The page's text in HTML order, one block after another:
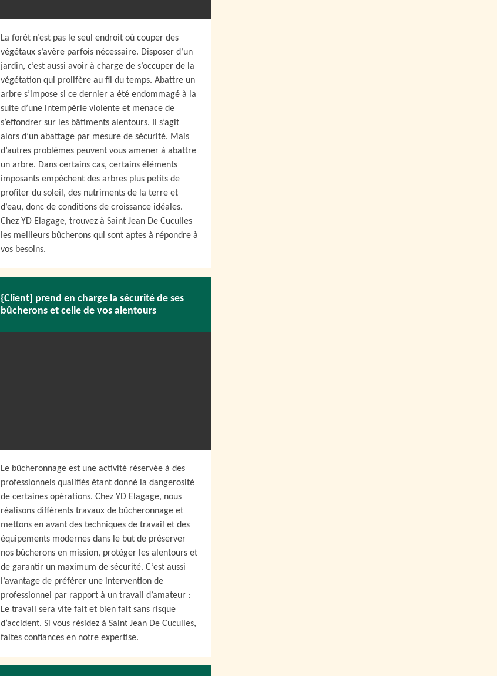
La forêt n’est pas le seul endroit où couper des
végétaux s’avère parfois nécessaire. Disposer d’un
jardin, c’est aussi avoir à charge de s’occuper de la
végétation qui prolifère au fil du temps. Abattre un
arbre s’impose si ce dernier a été endommagé à la
suite d’une intempérie violente et menace de
s’effondrer sur les bâtiments alentours. Il s’agit
alors d’un abattage par mesure de sécurité. Mais
d’autres problèmes peuvent vous amener à abattre
un arbre. Dans certains cas, certains éléments
imposants empêchent des arbres plus petits de
profiter du soleil, des nutriments de la terre et
d’eau, donc de conditions de croissance idéales.
Chez YD Elagage, trouvez à Saint Jean De Cuculles
les meilleurs bûcherons qui sont aptes à répondre à
vos besoins.
{Client] prend en charge la sécurité de ses
bûcherons et celle de vos alentours
Le bûcheronnage est une activité réservée à des
professionnels qualifiés étant donné la dangerosité
de certaines opérations. Chez YD Elagage, nous
réalisons différents travaux de bûcheronnage et
mettons en avant des techniques de travail et des
équipements modernes dans le but de préserver
nos bûcherons en mission, protéger les alentours et
de garantir un maximum de sécurité. C’est aussi
l’avantage de préférer une intervention de
professionnel par rapport à un travail d’amateur :
Le travail sera vite fait et bien fait sans risque
d’accident. Si vous résidez à Saint Jean De Cuculles,
faites confiances en notre expertise.